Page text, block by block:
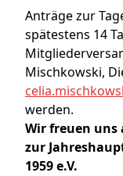
Anträge zur
spätestens 14
Mischkowski,
werden.
Wir freuen uns
zur
1959 e.V.